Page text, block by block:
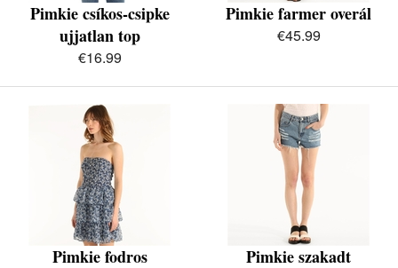
Pimkie csíkos-csipke
ujjatlan top
€16.99
Pimkie farmer overál
€45.99
Pimkie fodros
Pimkie szakadt